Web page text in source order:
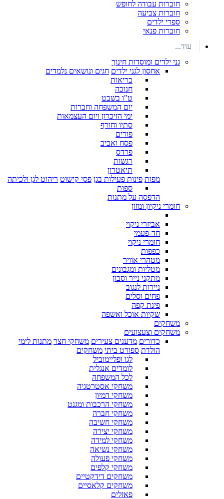
חוברות עבודה לחופש
חוברות צביעה
ספרי ילדים
חוברות פנאי
עוד...
גני ילדים ומוסדות חינוך
אחסון לגני ילדים חגים ונושאים נלמדים
בריאות
חנוכה
ט"ו בשבט
יום המשפחה וחברות
ימי הזיכרון ויום העצמאות
סתיו וחורף
פורים
פסח ואביב
פרדס
רגשות
תיאטרון
מפות פינות פעילות בגן פסי קישוט ריהוט לגן ולכיתה
ספות
הדפסה על מתנות
חומרי ניקיון ומזון
אביזרי ניקוי
חד-פעמי
חומרי ניקוי
כפפות
מטהרי אוויר
מטליות ומגבונים
מתקני נייר וסבון
ניירות לנגוב
פחים וסלים
פינת קפה
שקיות אוכל ואשפה
משחקים
משחקים וצעצועים
כדורים מדענים צעירים משחקי חצר מתנות לימי
הולדת ספורט ביתי משחקים
לגו ופליימוביל
לומדים אנגלית
לכל המשפחה
משחקי אסטרטגיה
משחקי דמיון
משחקי הרכבות ומגנט
משחקי חברה
משחקי חשיבה
משחקי יצירה
משחקי למידה
משחקי נשיאה
משחקי פעולה
משחקי קלפים
משחקים דידקטיים
משחקים קלאסיים
פאזלים